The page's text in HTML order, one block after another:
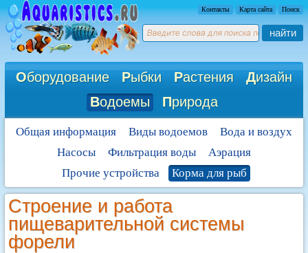
Контакты Карта сайта Поиск
найти
Оборудование Рыбки Растения Дизайн
Водоемы Природа
Общая информация Виды водоемов
Вода и воздух
Насосы
Фильтрация воды
Аэрация
Прочие устройства
Корма для рыб
Строение и работа
пищеварительной системы
форели